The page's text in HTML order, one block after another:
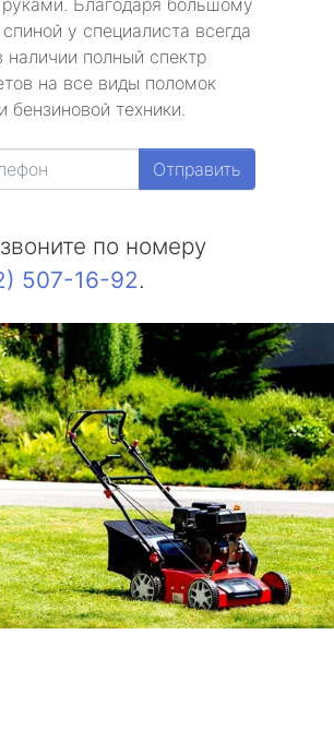
Благодаря большому
у специалиста всегда
наличии полный спектр
на все виды поломок
бензиновой техники.
Отправить
по номеру
507-16-92.